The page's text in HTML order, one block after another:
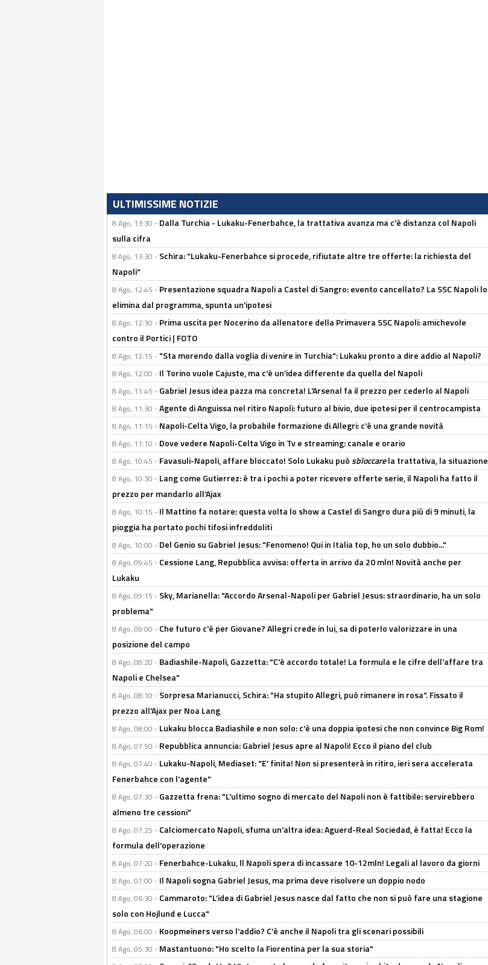
ULTIMISSIME NOTIZIE
8 Ago, 13:30 - Dalla Turchia - Lukaku-Fenerbahce, la trattativa avanza ma c'è distanza col Napoli
sulla cifra
8 Ago, 13:30 - Schira: "Lukaku-Fenerbahce si procede, rifiutate altre tre offerte: la richiesta del
Napoli"
8 Ago, 12:45 - Presentazione squadra Napoli a Castel di Sangro: evento cancellato? La SSC Napoli lo
elimina dal programma, spunta un'ipotesi
8 Ago, 12:30 - Prima uscita per Nocerino da allenatore della Primavera SSC Napoli: amichevole
contro il Portici | FOTO
8 Ago, 12:15 - "Sta morendo dalla voglia di venire in Turchia": Lukaku pronto a dire addio al Napoli?
8 Ago, 12:00 - Il Torino vuole Cajuste, ma c'è un'idea differente da quella del Napoli
8 Ago, 11:45 - Gabriel Jesus idea pazza ma concreta! L'Arsenal fa il prezzo per cederlo al Napoli
8 Ago, 11:30 -Agente di Anguissa nel ritiro Napoli: futuro al bivio, due ipotesi per il centrocampista
8 Ago, 11:15 - Napoli-Celta Vigo, la probabile formazione di Allegri: c'è una grande novità
8 Ago, 11:10 - Dove vedere Napoli-Celta Vigo in Tv e streaming: canale e orario
8 Ago, 10:45 - Favasuli-Napoli, affare bloccato! Solo Lukaku puòsbloccarela trattativa, la situazione
8 Ago, 10:30 - Lang come Gutierrez: è tra i pochi a poter ricevere offerte serie, il Napoli ha fatto il
prezzo per mandarlo all'Ajax
8 Ago, 10:15 - Il Mattino fa notare: questa volta lo show a Castel di Sangro dura più di 9 minuti, la
pioggia ha portato pochi tifosi infreddoliti
8 Ago, 10:00 - Del Genio su Gabriel Jesus: "Fenomeno! Qui in Italia top, ho un solo dubbio..."
8 Ago, 09:45 - Cessione Lang, Repubblica avvisa: offerta in arrivo da 20 mln! Novità anche per
Lukaku
8 Ago, 09:15 - Sky, Marianella: "Accordo Arsenal-Napoli per Gabriel Jesus: straordinario, ha un solo
problema"
8 Ago, 09:00 - Che futuro c'è per Giovane? Allegri crede in lui, sa di poterlo valorizzare in una
posizione del campo
8 Ago, 08:20 - Badiashile-Napoli, Gazzetta: "C'è accordo totale! La formula e le cifre dell'affare tra
Napoli e Chelsea"
8 Ago, 08:10 - Sorpresa Marianucci, Schira: "Ha stupito Allegri, può rimanere in rosa". Fissato il
prezzo all'Ajax per Noa Lang
8 Ago, 08:00 - Lukaku blocca Badiashile e non solo: c'è una doppia ipotesi che non convince Big Rom!
8 Ago, 07:50 - Repubblica annuncia: Gabriel Jesus apre al Napoli! Ecco il piano del club
8 Ago, 07:40 - Lukaku-Napoli, Mediaset: "E' finita! Non si presenterà in ritiro, ieri sera accelerata
Fenerbahce con l'agente"
8 Ago, 07:30 - Gazzetta frena: "L'ultimo sogno di mercato del Napoli non è fattibile: servirebbero
almeno tre cessioni"
8 Ago, 07:25 - Calciomercato Napoli, sfuma un'altra idea: Aguerd-Real Sociedad, è fatta! Ecco la
formula dell'operazione
8 Ago, 07:20 - Fenerbahce-Lukaku, ll Napoli spera di incassare 10-12mln! Legali al lavoro da giorni
8 Ago, 07:00 - Il Napoli sogna Gabriel Jesus, ma prima deve risolvere un doppio nodo
8 Ago, 06:30 - Cammaroto: "L’idea di Gabriel Jesus nasce dal fatto che non si può fare una stagione
solo con Hojlund e Lucca"
8 Ago, 06:00 - Koopmeiners verso l'addio? C'è anche il Napoli tra gli scenari possibili
8 Ago, 05:30 - Mastantuono: "Ho scelto la Fiorentina per la sua storia"